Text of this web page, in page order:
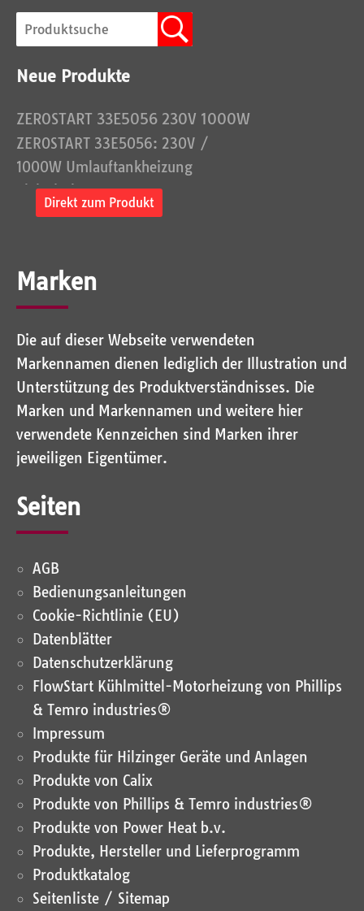
Neue Produkte
ZEROSTART 33E5056 230V 1000W
ZEROSTART 33E5056: 230V /
1000W Umlauftankheizung
Elektrisch...
Direkt zum Produkt
Marken
Die auf dieser Webseite verwendeten
Markennamen dienen lediglich der Illustration und
Unterstützung des Produktverständnisses. Die
Marken und Markennamen und weitere hier
verwendete Kennzeichen sind Marken ihrer
jeweiligen Eigentümer.
Seiten
AGB
Bedienungsanleitungen
Cookie-Richtlinie (EU)
Datenblätter
Datenschutz­erklärung
FlowStart Kühlmittel-Motorheizung von Phillips
& Temro industries®
Impressum
Produkte für Hilzinger Geräte und Anlagen
Produkte von Calix
Produkte von Phillips & Temro industries®
Produkte von Power Heat b.v.
Produkte, Hersteller und Lieferprogramm
Produktkatalog
Seitenliste / Sitemap